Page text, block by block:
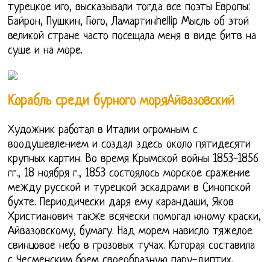
турецкое иго, высказывали тогда все поэты Европы:
Байрон, Пушкин, Гюго, Ламартинhellip Мысль об этой
великой стране часто посещала меня в виде битв на
суше и на море.
Корабль среди бурного моряАйвазовский
Художник работал в Италии огромным с
воодушевлением и создал здесь около пятидесяти
крупных картин. Во время Крымской войны 1853-1856
гг., 18 ноября г., 1853 состоялось морское сражение
между русской и турецкой эскадрами в Синопской
бухте. Периодически даря ему карандаши, Яков
Христианович также всячески помогал юному краски,
Айвазовскому, бумагу. Над морем нависло тяжелое
свинцовое небо в грозовых тучах. Которая составила